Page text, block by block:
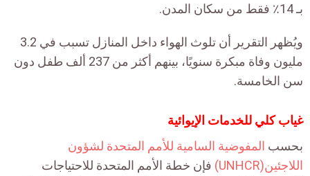
بـ 14٪ فقط من سكان المدن.
ويُظهر التقرير أن تلوث الهواء داخل المنازل تسبب في 3.2
مليون وفاة مبكرة سنويًا، بينهم أكثر من 237 ألف طفل دون
سن الخامسة.
غياب كلي للخدمات الإيوائية
بحسب المفوضية السامية للأمم المتحدة لشؤون
اللاجئين(UNHCR)
فإن خطة الأمم المتحدة للاحتياجات